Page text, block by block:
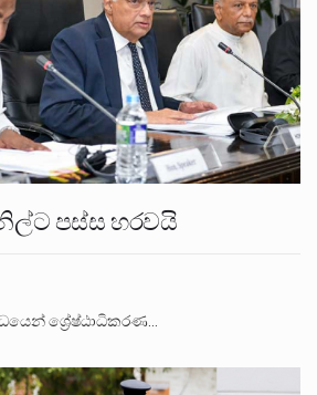
පස්ස හරවයි
ශ්‍රේෂ්ඨාධිකරණ…